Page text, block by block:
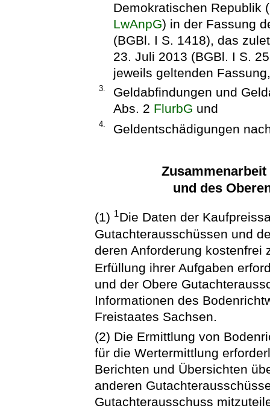
Demokratischen Republik (
LwAnpG) in der Fassung
(BGBl. I S. 1418), das
23. Juli 2013 (BGBl. I S.
jeweils geltenden Fassung,
3.
Geldabfindungen und
Abs. 2 FlurbG und
4. Geldentschädigungen
und des
(1) 1Die Daten der
Gutachterausschüssen und
deren Anforderung kostenfrei
Erfüllung ihrer Aufgaben
und der Obere
Informationen des
Freistaates Sachsen.
(2) Die Ermittlung von
für die Wertermittlung
Berichten und Übersichten
anderen
Gutachterausschuss